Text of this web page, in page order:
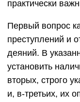
практически
Первый вопрос
преступлений и
деяний. В
установить
вторых, строго
и, в-третьих, их